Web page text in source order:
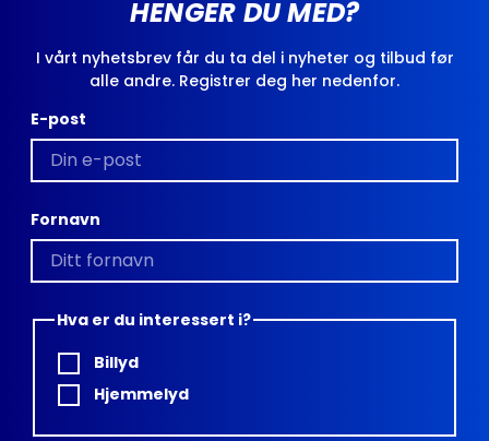
HENGER DU MED?
I vårt nyhetsbrev får du ta del i nyheter og tilbud før
alle andre. Registrer deg her nedenfor.
E-post
Fornavn
Hva er du interessert i?
Billyd
Hjemmelyd